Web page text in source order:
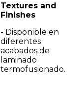
Textures and
Finishes
- Disponible en
diferentes
acabados de
laminado
termofusionado.